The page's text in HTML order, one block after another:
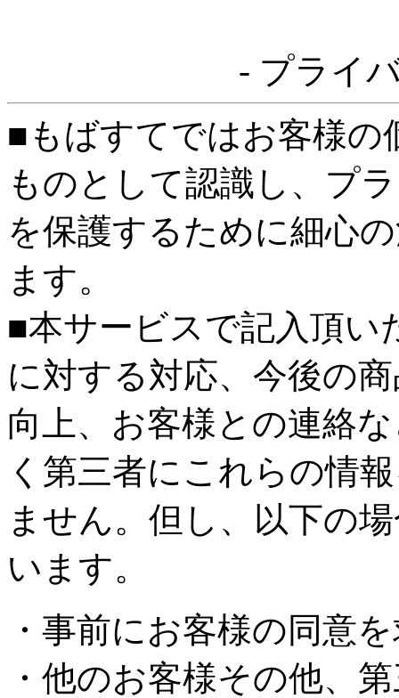
- プライ
■もばすてではお客様の
ものとして認識し、プ
を保護するために細心
ます。
■本サービスで記入頂い
に対する対応、今後の
向上、お客様との連絡
く第三者にこれらの情
ません。但し、以下の
います。
・事前にお客様の同意
・他のお客様その他、